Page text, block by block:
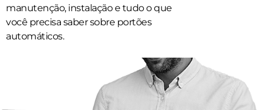
manutenção, instalaçãoe tudo o que
você precisa saber sobre portões
automáticos.